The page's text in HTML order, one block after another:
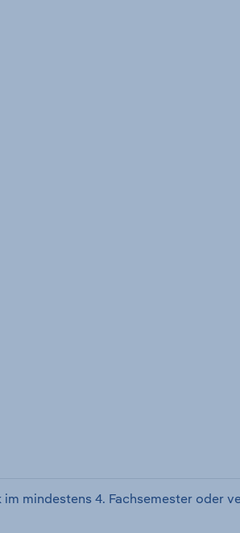
mindestens 4. Fachsemester oder